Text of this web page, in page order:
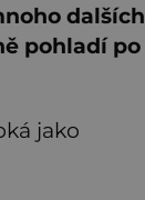
dalších
pohladí po
jako